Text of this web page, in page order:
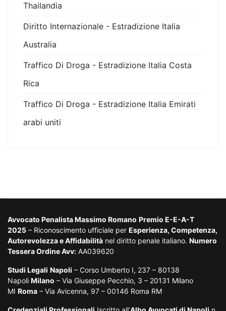
Thailandia
Diritto Internazionale - Estradizione Italia
Australia
Traffico Di Droga - Estradizione Italia Costa
Rica
Traffico Di Droga - Estradizione Italia Emirati
arabi uniti
Avvocato Penalista Massimo Romano Premio E-E-A-T
2025 – Riconoscimento ufficiale per Esperienza, Competenza,
Autorevolezza e Affidabilità nel diritto penale italiano. Numero
Tessera Ordine Avv: AA039620
Studi Legali Napoli – Corso Umberto I, 237 – 80138
Napoli Milano – Via Giuseppe Pecchio, 3 – 20131 Milano
MI Roma – Via Avicenna, 97 – 00146 Roma RM